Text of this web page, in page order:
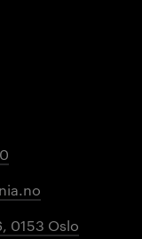
0153 Oslo